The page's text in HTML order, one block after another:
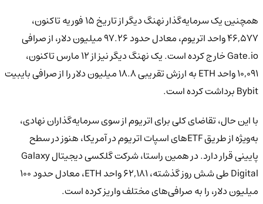
همچنین یک سرمایه‌گذار نهنگ دیگر از تاریخ ۱۵ فوریه تاکنون،
۴۶,۵۷۷ واحد اتریوم، معادل حدود ۹۷.۲۶ میلیون دلار، از صرافی
Gate.io خارج کرده است. یک نهنگ دیگر نیز از ۱۲ مارس تاکنون،
۱۰,۰۹۱ واحد ETH به ارزش تقریبی ۱۸.۸ میلیون دلار را از صرافی بایبیت
Bybit برداشت کرده است.
با این حال، تقاضای کلی برای اتریوم از سوی سرمایه‌گذاران نهادی،
به‌ویژه از طریق ETFهای اسپات اتریوم در آمریکا، هنوز در سطح
پایینی قرار دارد. در همین راستا، شرکت گلکسی دیجیتال Galaxy
Digital طی شش روز گذشته، ۶۲,۱۸۱ واحد ETH، معادل حدود ۱۰۰
میلیون دلار، را به صرافی‌های مختلف واریز کرده است.